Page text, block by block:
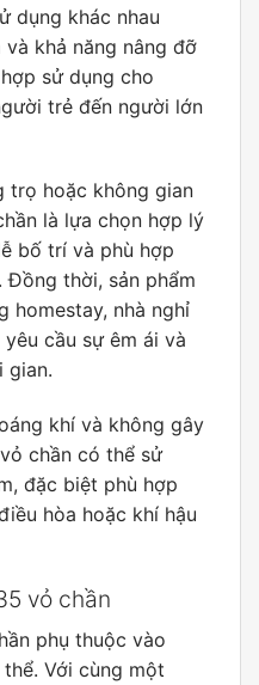
dụng khác nhau
khả năng nâng đỡ
sử dụng cho
trẻ đến người lớn
trọ hoặc không gian
là lựa chọn hợp lý
bố trí và phù hợp
thời, sản phẩm
homestay, nhà nghỉ
cầu sự êm ái và
gian.
khí và không gây
chần có thể sử
đặc biệt phù hợp
hòa hoặc khí hậu
vỏ chần
phụ thuộc vào
Với cùng một